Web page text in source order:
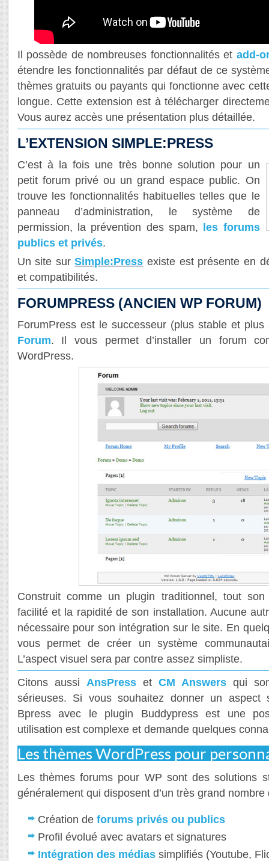
Il possède de nombreuses fonctionnalités et add-
étendre les fonctionnalités par défaut de ce
thèmes gratuits ou payants qui fonctionne avec
longue. Cette extension est à télécharger
Vous aurez accès une présentation plus détaillée.
L’EXTENSION SIMPLE:PRESS
C’est à la fois une très bonne solution pour un
petit forum privé ou un grand espace public. On
trouve les fonctionnalités habituelles telles que le
panneau d’administration, le système de
permission, la prévention des spam,
les forums
publics et privés.
Un site surSimple:Press existe est présente en
et compatibilités.
FORUMPRESS (ANCIEN WP FORUM)
ForumPress est le successeur (plus stable et
Forum. Il vous permet d’installer un forum
WordPress.
Construit comme un plugin traditionnel, tout
facilité et la rapidité de son installation. Aucune
nécessaire pour son intégration sur le site. En
vous permet de créer un système
L’aspect visuel sera par contre assez simpliste.
Citons aussi AnsPresset CM Answersqui
sérieuses. Si vous souhaitez donner un aspect
Bpress avec le plugin Buddypress est une
utilisation est complexe et demande quelques
Les thèmes WordPress pour
Les thèmes forums pour WP sont des solutions
généralement qui disposent d’un très grand
Création de forums privés ou publics
Profil évolué avec avatars et signatures
Intégration des médiassimplifiés (Youtube,